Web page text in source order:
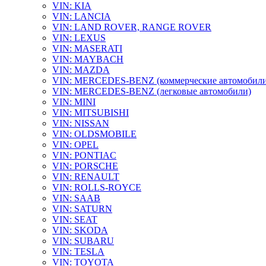
VIN: KIA
VIN: LANCIA
VIN: LAND ROVER, RANGE ROVER
VIN: LEXUS
VIN: MASERATI
VIN: MAYBACH
VIN: MAZDA
VIN: MERCEDES-BENZ (коммерческие
VIN: MERCEDES-BENZ (легковые автомобили)
VIN: MINI
VIN: MITSUBISHI
VIN: NISSAN
VIN: OLDSMOBILE
VIN: OPEL
VIN: PONTIAC
VIN: PORSCHE
VIN: RENAULT
VIN: ROLLS-ROYCE
VIN: SAAB
VIN: SATURN
VIN: SEAT
VIN: SKODA
VIN: SUBARU
VIN: TESLA
VIN: TOYOTA